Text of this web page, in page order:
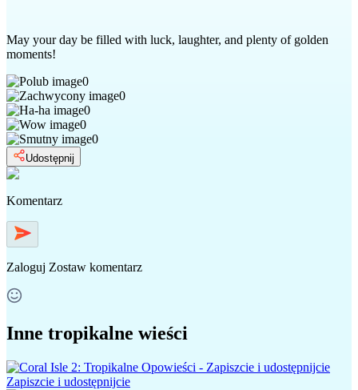
May your day be filled with luck, laughter, and plenty of golden
moments!
0
0
0
0
0
Udostępnij
Komentarz
Zaloguj Zostaw komentarz
Inne tropikalne wieści
Zapiszcie i udostępnijcie